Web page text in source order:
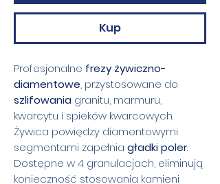
Kup
Profesjonalne frezy żywiczno-
diamentowe, przystosowane do
szlifowania granitu, marmuru,
kwarcytu i spieków kwarcowych.
Żywica powiędzy diamentowymi
segmentami zapełnia gładki poler.
Dostępne w 4 granulacjach, eliminują
konieczność stosowania kamieni